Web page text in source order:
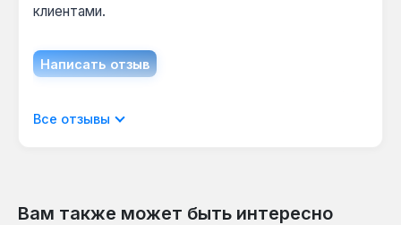
клиентами.
Написать отзыв
Отображать отзывы только на текущем
Все отзывы
Вам также может быть интересно